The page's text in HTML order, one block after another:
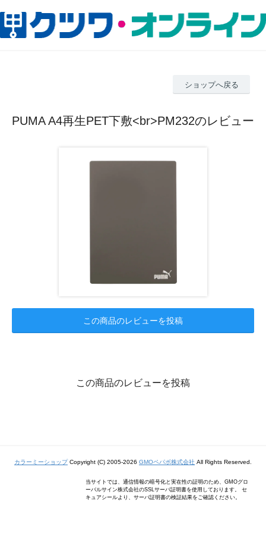
ショップへ戻る
PUMA A4再生PET下敷<br>PM232のレビュー
この商品のレビューを投稿
この商品のレビューを投稿
カラーミーショップCopyright (C) 2005-2026 GMOペパボ株式会社 All Rights Reserved.
当サイトでは、通信情報の暗号化と実在性の証明のため、GMOグロ
ーバルサイン株式会社のSSLサーバ証明書を使用しております。 セ
キュアシールより、サーバ証明書の検証結果をご確認ください。